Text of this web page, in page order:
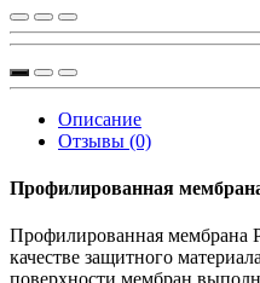
Описание
Отзывы (0)
Профилированная
Профилированная мембрана
качестве защитного